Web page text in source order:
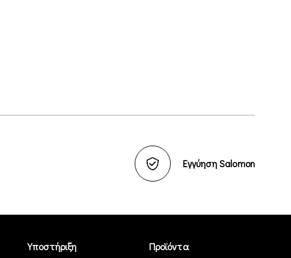
Εγγύηση Salomon
Υποστήριξη Προϊόντα